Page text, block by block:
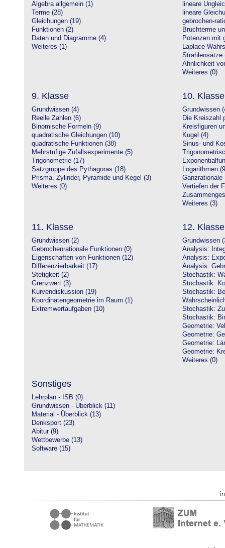
Algebra allgemein (1)
Terme (28)
Gleichungen (19)
Funktionen (2)
Daten und Diagramme (4)
Weiteres (1)
lineare
lineare
gebrochen-
Bruchterme
Potenzen mit
Laplace-
Strahlensätze
Ähnlichkeit
Weiteres (0)
9. Klasse
Grundwissen (4)
Reelle Zahlen (6)
Binomische Formeln (9)
quadratische Gleichungen (10)
quadratische Funktionen (38)
Mehrstufige Zufallsexperimente (5)
Trigonometrie (17)
Satzgruppe des Pythagoras (18)
Prisma, Zylinder, Pyramide und Kegel (3)
Weiteres (0)
10. Klasse
Grundwissen
Die Kreiszahl
Kreisfiguren
Kugel (4)
Sinus- und
Logarithmen
Ganzrationale
Vertiefen der
Weiteres (3)
11. Klasse
Grundwissen (2)
Gebrochenrationale Funktionen (0)
Eigenschaften von Funktionen (12)
Differenzierbarkeit (17)
Stetigkeit (2)
Grenzwert (3)
Kurvendiskussion (19)
Koordinatengeometrie im Raum (1)
Extremwertaufgaben (10)
12. Klasse
Grundwissen
Analysis:
Analysis:
Analysis:
Stochastik:
Stochastik:
Stochastik:
Stochastik:
Stochastik:
Geometrie:
Geometrie:
Geometrie:
Geometrie:
Weiteres (0)
Sonstiges
Lehrplan - ISB (0)
Grundwissen - Überblick (11)
Material - Überblick (13)
Denksport (23)
Abitur (9)
Wettbewerbe (13)
Software (15)